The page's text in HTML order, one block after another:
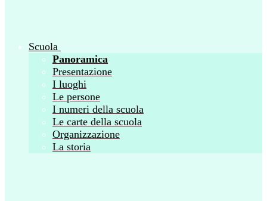
Scuola
Panoramica
Presentazione
I luoghi
Le persone
I numeri della scuola
Le carte della scuola
Organizzazione
La storia